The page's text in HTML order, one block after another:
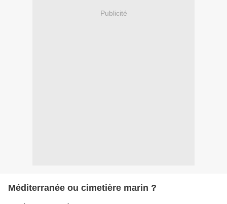
Publicité
Méditerranée ou cimetière marin ?